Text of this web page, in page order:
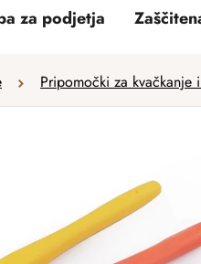
za podjetja
Pripomočki za kvačkanje